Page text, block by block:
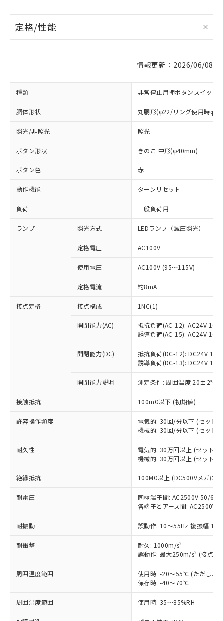
定格/性能
情報更新：2026/06/08
種類 非常停止用押ボタンスイッチ
胴体形状 丸胴形(φ22/リング使用時
照光/非照光 照光
ボタン形状 きのこ 中形(φ40mm)
ボタン色 赤
動作機能 ターンリセット
負荷 一般負荷用
ランプ 照光方式 LEDランプ（減圧照光）
定格電圧 AC100V
使用電圧 AC100V (95～115V)
定格電流 約8mA
接点定格 接点構成 1NC(1)
開閉能力(AC)
抵抗負荷(AC-12): AC24V
誘導負荷(AC-15): AC24V
開閉能力(DC)
抵抗負荷(DC-12): DC24V
誘導負荷(DC-13): DC24V
開閉能力説明 測定条件: 周囲温度 20±2℃
接触抵抗 100mΩ以下 (初期値)
許容操作頻度
電気的: 30回/分以下 (セット
機械的: 30回/分以下 (セット
耐久性
電気的: 30万回以上 (セット、
機械的: 30万回以上 (セット、
絶縁抵抗 100MΩ以上 (DC500Vメガに
耐電圧
同極端子間: AC2500V 50/
各端子とアース間: AC2500V
耐振動 誤動作: 10～55Hz 複振幅
耐衝撃 耐久: 1000m/s2
誤動作: 最大250m/s2 (接点開
周囲温度範囲
使用時: -20～55℃ (ただし、
保存時: -40～70℃
周囲湿度範囲 使用時: 35～85%RH
以下の条件をお読みいただき、同意のうえ
ご利用ください。
本サービスは、当社制御機器事業取扱
商品の当社在庫状況および標準価格
(税抜)を提供させていただくもので
当社制御機器事業取扱商品の中には、
本サービスの対象外となる商品もある
在庫状況および標準価格照会結果は、
記載している更新日時点での社内デー
タに基づき作成されるものであり、閲
覧された時点での実際の在庫および標
準価格とは異なる場合があることをご
対応済み：EU RoHS指令（10物質）の
非含有に対応した製品が提供可能な商品で
対応予定：EU RoHS指令（10物質）の非含
有に対応した製品に切り替える予定のある
対応予定なし：EU RoHS指令（10物質）の
非含有に非対応の商品で、対応品を出す予
定はありません。
調査・確認中：EU RoHS指令（10物質）の
非含有の対応状況を調査中または確認中の
非該当品：ライセンス料など無形物で、有
害物質有無と関係のない商品です。
いたものが、含有品と判明した場合などや
むを得ず変更することがあります。
六価クロム(Cr(Ⅵ)) 1000ppm以下、ポリ臭化ビフェニル
類(PBB) 1000ppm以下、ポリ臭化ジフェニルエーテル類
(PBDE) 1000ppm以下、フタル酸ビス(2-エチルヘキシ
「○」：最大均質材料含有率が中国RoHSの
基準値以下であることを示します。
「×」：最大均質材料含有率が中国RoHSの
基準値を超えていることを示します。
「－」：未確認です。当社販売部門へお問
い合わせください。
*中国RoHS10物質の基準値 (GB/T26572)：
Pb(鉛) :1000ppm、 Hg(水銀) : 1000ppm、 Cd(カドミウ
ム) : 100ppm、
Cr(Ⅵ)(六価クロム) : 1000ppm、 PBBs(ポリ臭化ビフェ
当社は、これら貴社製品のうち、外国
為替および外国貿易法に定める商品
（以下｢規制貨物等」という）を輸出
または国外への提供する場合は、日本
国政府の輸出許可(または役務取引許
可)を取得するなどの必要な手続きを